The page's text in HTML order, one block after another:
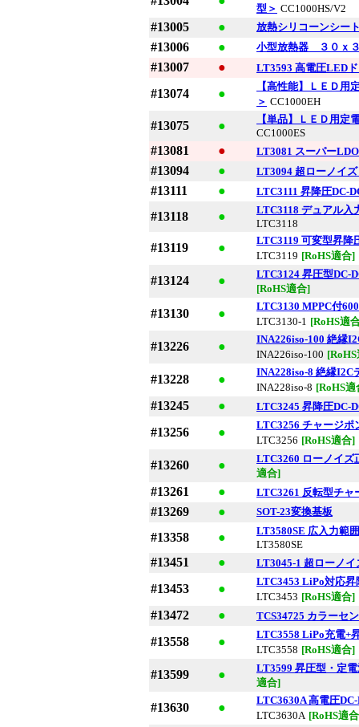
型＞ CC1000HS/V2
#13005 ● 放熱シリコーンシー
#13006 ● 小型放熱器 ３０ｘ
#13007 ● LT3593 高電圧LED
#13074 ●
【高性能】ＬＥＤ用
＞ CC1000EH
#13075 ●
【単品】ＬＥＤ用定
CC1000ES
#13081 ● LT3081 スーパー
#13094 ● LT3094 超ローノイ
#13111 ● LTC3111 昇降圧DC-
#13118 ●
LTC3118 デュアル入
LTC3118
#13119 ●
LTC3119 可変型昇降
LTC3119 [RoHS適合]
#13124 ●
LTC3124 昇圧型DC-
[RoHS適合]
#13130 ●
LTC3130 MPPC付
LTC3130-1 [RoHS適
#13226 ●
INA226iso-100 絶縁
INA226iso-100
#13228 ●
INA228iso-8 絶縁I2C
INA228iso-8 [RoHS適
#13245 ● LTC3245 昇降圧DC-
#13256 ●
LTC3256 チャージポ
LTC3256 [RoHS適合]
#13260 ●
LTC3260 ローノイズ
適合]
#13261 ● LTC3261 反転型チャ
#13269 ● SOT-23変換基板
#13358 ●
LT3580SE 広入力範
LT3580SE
#13451 ● LT3045-1 超ローノ
#13453 ●
LTC3453 LiPo対応昇
LTC3453 [RoHS適合]
#13472 ● TCS34725 カラーセ
#13558 ●
LTC3558 LiPo充電+
LTC3558 [RoHS適合]
#13599 ●
LT3599 昇圧型・定
適合]
#13630 ●
LTC3630A 高電圧
LTC3630A [RoHS適